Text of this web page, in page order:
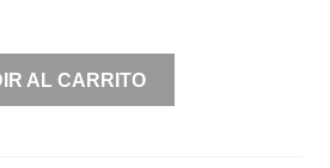
AL CARRITO